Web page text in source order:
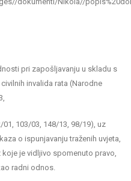
pri zapošljavanju u skladu s
invalida rata (Narodne
103/03, 148/13, 98/19), uz
o ispunjavanju traženih uvjeta,
je vidljivo spomenuto pravo,
radni odnos.